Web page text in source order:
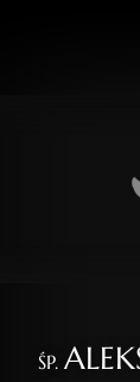
ŚP.